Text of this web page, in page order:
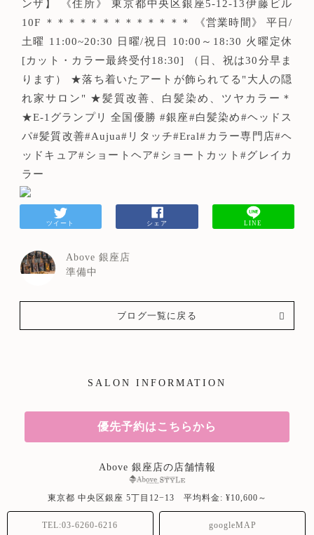
ンザ】 《住所》 東京都中央区銀座5-12-13伊藤ビル
10F ＊＊＊＊＊＊＊＊＊＊＊＊＊ 《営業時間》 平日/
土曜 11:00~20:30 日曜/祝日 10:00～18:30 火曜定休
[カット・カラー最終受付18:30] （日、祝は30分早ま
ります） ★落ち着いたアートが飾られてる"大人の隠
れ家サロン" ★髪質改善、白髪染め、ツヤカラー＊
★E-1グランプリ 全国優勝 #銀座#白髪染め#ヘッドス
パ#髪質改善#Aujua#リタッチ#Eral#カラー専門店#ヘ
ッドキュア#ショートヘア#ショートカット#グレイカ
ラー
ツイート シェア LINE
Above 銀座店
準備中
ブログ一覧に戻る
SALON INFORMATION
優先予約はこちらから
Above 銀座店の店舗情報
東京都 中央区銀座 5丁目12−13 平均料金: ¥10,600～
TEL:03-6260-6216 googleMAP